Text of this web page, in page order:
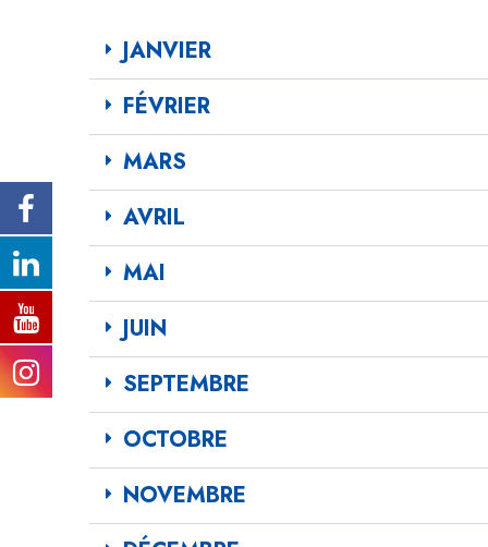
JANVIER
FÉVRIER
MARS
AVRIL
MAI
JUIN
SEPTEMBRE
OCTOBRE
NOVEMBRE